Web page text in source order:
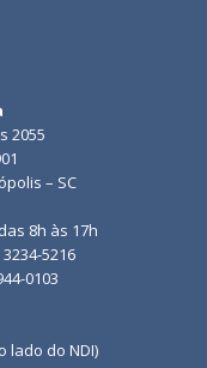
2055
– SC
8h às 17h
5216
0103
lado do NDI)